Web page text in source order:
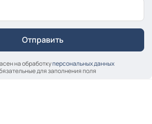
на обработкуперсональных данных
для заполнения поля